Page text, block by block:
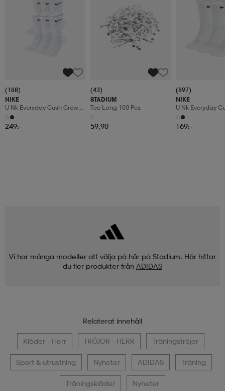
(188)
NIKE
U Nk Everyday Cush Crew
6pr-Bd
249:-
(43)
STADIUM
Tee Long 100 Pcs
59,90
(897)
NIKE
U Nk Everyday
3pr
169:-
Vi har många modeller att välja på här på Stadium. Här hittar
du fler produkter från ADIDAS
Relaterat innehåll
Kläder - Herr TRÖJOR - HERR Träningströjor
Sport & utrustning Nyheter ADIDAS Träning
Träningskläder Nyheter